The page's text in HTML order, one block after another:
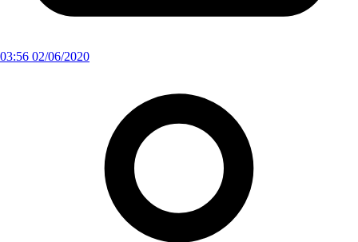
03:56 02/06/2020